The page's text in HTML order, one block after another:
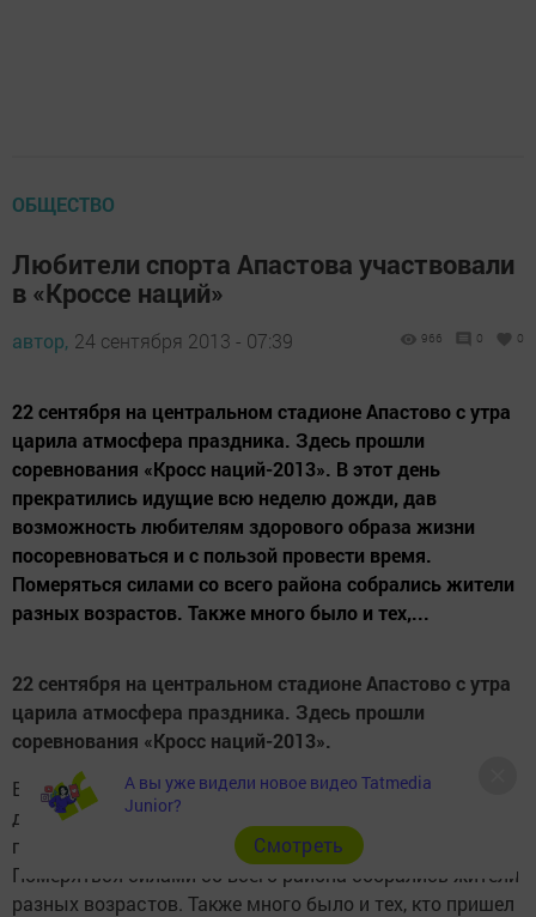
ОБЩЕСТВО
Любители спорта Апастова участвовали
в «Кроссе наций»
автор, 24 сентября 2013 - 07:39 966 0 0
22 сентября на центральном стадионе Апастово с утра
царила атмосфера праздника. Здесь прошли
соревнования «Кросс наций-2013». В этот день
прекратились идущие всю неделю дожди, дав
возможность любителям здорового образа жизни
посоревноваться и с пользой провести время.
Померяться силами со всего района собрались жители
разных возрастов. Также много было и тех,...
22 сентября на центральном стадионе Апастово с утра
царила атмосфера праздника. Здесь прошли
соревнования «Кросс наций-2013».
В этот день прекратились идущие всю неделю дожди,
дав возможность любителям здорового образа жизни
посоревноваться и с пользой провести время.
Померяться силами со всего района собрались жители
разных возрастов. Также много было и тех, кто пришел
А вы уже видели новое видео Tatmedia
Junior?
Cмотреть